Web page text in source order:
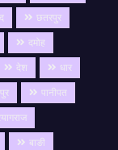
छतरपुर
दमोह
देश
धार
पानीपत
बाङी